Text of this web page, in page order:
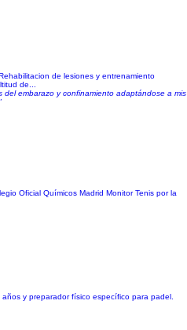
de lesiones y entrenamiento
de...
del embarazo y confinamiento adaptándose a mis
Oficial Químicos Madrid Monitor Tenis por la
y preparador físico específico para padel.